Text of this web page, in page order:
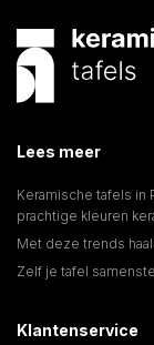
Lees meer
Keramische tafels in
prachtige kleuren
Met deze trends
Zelf je tafel
Klantenservice